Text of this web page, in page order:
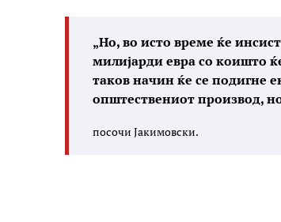
„Но, во исто време ќе
милијарди евра со коишто
таков начин ќе се подигне
општествениот производ,
посочи Јакимовски.